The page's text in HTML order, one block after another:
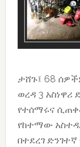
ታሸጉ፤ 68
ወረዳ 3
የተሰማሩና
የከተማው
በተደረገ